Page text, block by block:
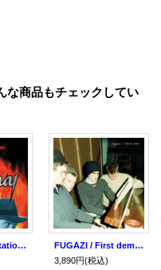
な商品もチェックしてい
DEADGUY / Fixation on a co-worker リミックス日本限定盤 (cd) Militia inc.
FUGAZI / First demo (cd)(Lp) Dischord
3,890円(税込)